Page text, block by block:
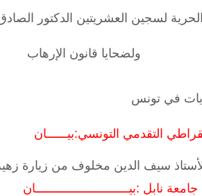
الحرية لسجين العشريتين الدكتور
ولضحايا قانون الإرهاب
في تونس
التقدمي التونسي:بيــــــان
سيف الدين مخلوف من زيارة
:بيـــــــــــــــــــــــــــان